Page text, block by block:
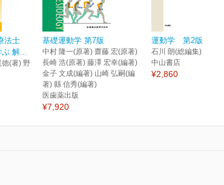
法士
ぶ 解...
徳(著) 野
基礎運動学 第7版
中村 隆一(原著) 齋藤 宏(原著)
長崎 浩(原著) 藤澤 宏幸(編著)
金子 文成(編著) 山崎 弘嗣(編
著) 縣 信秀(編著)
医歯薬出版
¥7,920
運動学 第2版
石川 朗(総編集)
中山書店
¥2,860